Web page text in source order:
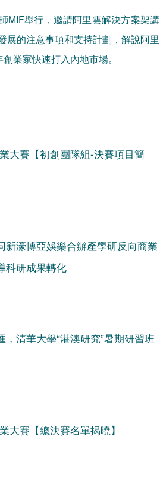
MIF舉行，邀請阿里雲解決方案架講
展的注意事項和支持計劃，解說阿里
業家快速打入內地市場。
大賽【初創團隊組-決賽項目簡
新濠博亞娛樂合辦產學研反向商業
科研成果轉化
清華大學“港澳研究”暑期研習班
大賽【總決賽名單揭曉】